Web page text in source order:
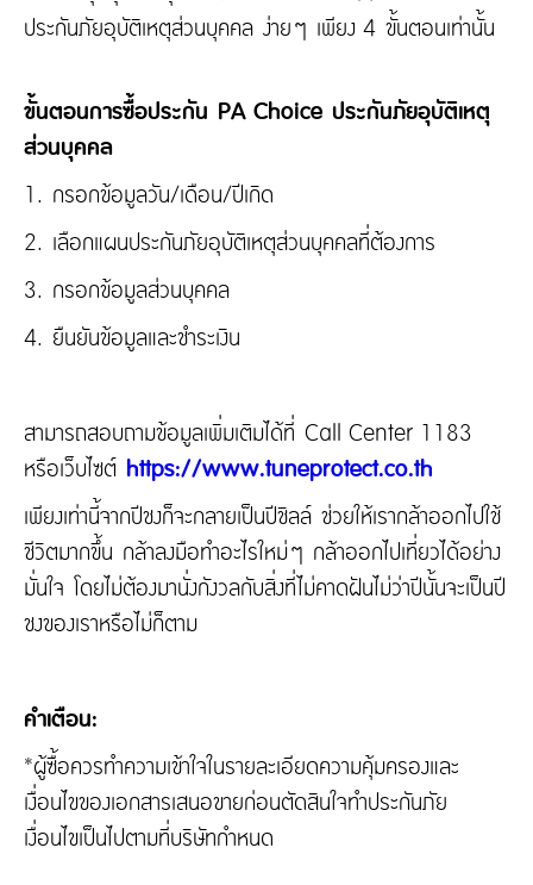
ประกันภัยอุบัติเหตุส่วนบุคคล ง่ายๆ เพียง 4 ขั้นตอนเท่านั้น
ขั้นตอนการซื้อประกัน PA Choice ประกันภัยอุบัติเหตุ
ส่วนบุคคล
1. กรอกข้อมูลวัน/เดือน/ปีเกิด
2. เลือกแผนประกันภัยอุบัติเหตุส่วนบุคคลที่ต้องการ
3. กรอกข้อมูลส่วนบุคคล
4. ยืนยันข้อมูลและชำระเงิน
สามารถสอบถามข้อมูลเพิ่มเติมได้ที่ Call Center 1183
หรือเว็บไซต์ https://www.tuneprotect.co.th
เพียงเท่านี้จากปีชงก็จะกลายเป็นปีชิลล์ ช่วยให้เรากล้าออกไปใช้
ชีวิตมากขึ้น กล้าลงมือทำอะไรใหม่ๆ กล้าออกไปเที่ยวได้อย่าง
มั่นใจ โดยไม่ต้องมานั่งกังวลกับสิ่งที่ไม่คาดฝันไม่ว่าปีนั้นจะเป็นปี
ชงของเราหรือไม่ก็ตาม
คำเตือน:
*ผู้ซื้อควรทำความเข้าใจในรายละเอียดความคุ้มครองและ
เงื่อนไขของเอกสารเสนอขายก่อนตัดสินใจทำประกันภัย
เงื่อนไขเป็นไปตามที่บริษัทกำหนด